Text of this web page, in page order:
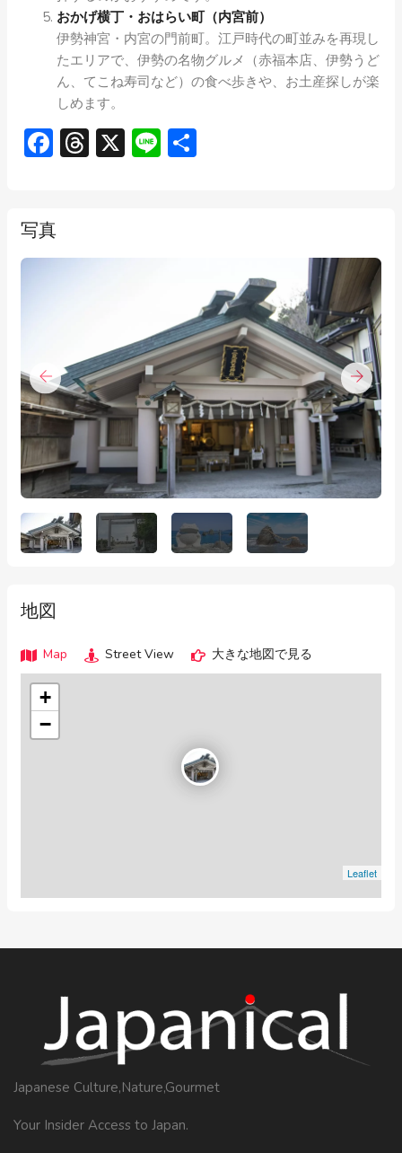
おかげ横丁・おはらい町（内宮前）
伊勢神宮・内宮の門前町。江戸時代の町並みを再現し
たエリアで、伊勢の名物グルメ（赤福本店、伊勢うど
ん、てこね寿司など）の食べ歩きや、お土産探しが楽
しめます。
Facebook
Threads
X Line
写真
地図
Map Street View 大きな地図で見る
+
−
Leaflet
Japanese Culture,Nature,Gourmet
Your Insider Access to Japan.